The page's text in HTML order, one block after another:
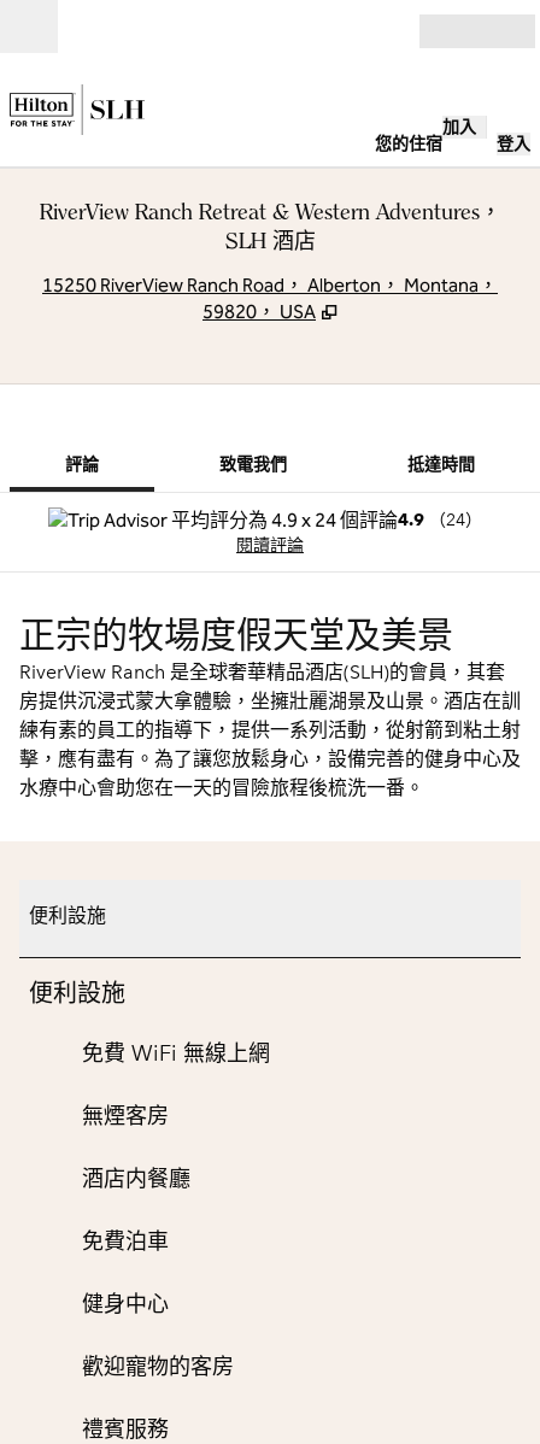
您的住宿
加入
登入
RiverView Ranch Retreat & Western Adventures，
SLH 酒店
15250 RiverView Ranch Road， Alberton， Montana，
59820， USA
評論 致電我們 抵達時間
4.9 （24）
閱讀評論
正宗的牧場度假天堂及美景
RiverView Ranch 是全球奢華精品酒店(SLH)的會員，其套
房提供沉浸式蒙大拿體驗，坐擁壯麗湖景及山景。酒店在訓
練有素的員工的指導下，提供一系列活動，從射箭到粘土射
擊，應有盡有。為了讓您放鬆身心，設備完善的健身中心及
水療中心會助您在一天的冒險旅程後梳洗一番。
便利設施
便利設施
免費 WiFi 無線上網
無煙客房
酒店内餐廳
免費泊車
健身中心
歡迎寵物的客房
禮賓服務